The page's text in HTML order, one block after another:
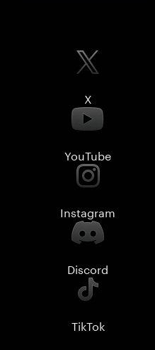
X
YouTube
Instagram
Discord
TikTok